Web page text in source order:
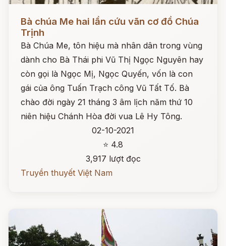
Bà chúa Me hai lần cứu vãn cơ đồ Chúa
Trịnh
Bà Chúa Me, tôn hiệu mà nhân dân trong vùng
dành cho Bà Thái phi Vũ Thị Ngọc Nguyên hay
còn gọi là Ngọc Mị, Ngọc Quyến, vốn là con
gái của ông Tuấn Trạch công Vũ Tất Tố. Bà
chào đời ngày 21 tháng 3 âm lịch năm thứ 10
niên hiệu Chánh Hòa đời vua Lê Hy Tông.
02-10-2021
⭐ 4.8
3,917 lượt đọc
Truyền thuyết Việt Nam